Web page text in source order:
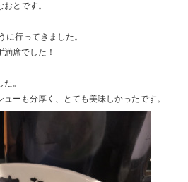
とです。
に行ってきました。
席でした！
。
ーも分厚く、とても美味しかったです。